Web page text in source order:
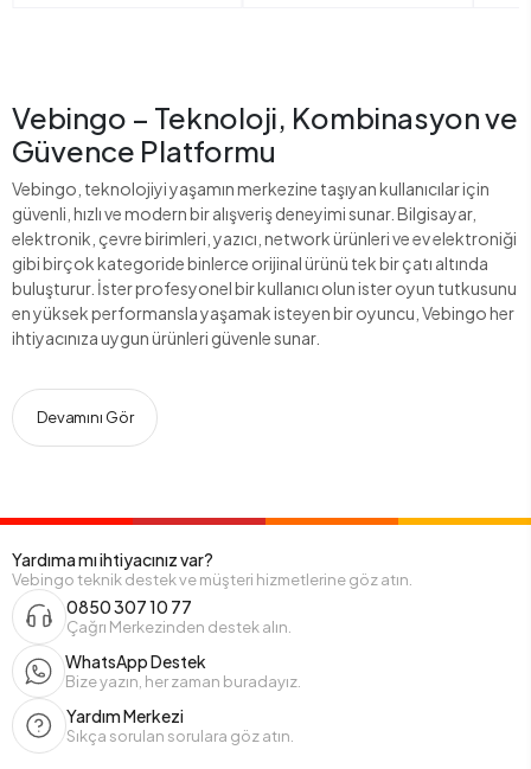
Vebingo – Teknoloji, Kombinasyon ve
Güvence Platformu
Vebingo, teknolojiyi yaşamın merkezine taşıyan kullanıcılar için
güvenli, hızlı ve modern bir alışveriş deneyimi sunar. Bilgisayar,
elektronik, çevre birimleri, yazıcı, network ürünleri ve ev elektroniği
gibi birçok kategoride binlerce orijinal ürünü tek bir çatı altında
buluşturur. İster profesyonel bir kullanıcı olun ister oyun tutkusunu
en yüksek performansla yaşamak isteyen bir oyuncu, Vebingo her
ihtiyacınıza uygun ürünleri güvenle sunar.
Devamını Gör
Yardıma mı ihtiyacınız var?
Vebingo teknik destek ve müşteri hizmetlerine göz atın.
0850 307 10 77
Çağrı Merkezinden destek alın.
WhatsApp Destek
Bize yazın, her zaman buradayız.
Yardım Merkezi
Sıkça sorulan sorulara göz atın.